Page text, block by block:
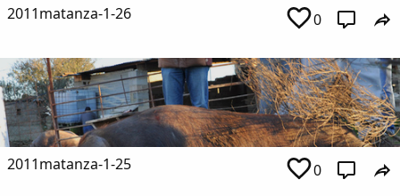
2011matanza-1-26 0
2011matanza-1-25 0